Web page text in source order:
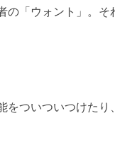
の「ウォント」。
をついついつけた